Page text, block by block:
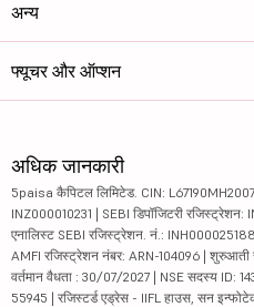
अन्य
फ्यूचर और ऑप्शन
अधिक जानकारी
5paisa कैपिटल लिमिटेड. CIN:
INZ000010231 | SEBI डिपॉजिटरी रजिस्ट्रेशन:
एनालिस्ट SEBI रजिस्ट्रेशन. नं.:
AMFI रजिस्ट्रेशन नंबर: ARN-104096 |
वर्तमान वैधता : 30/07/2027 | NSE सदस्य ID:
55945 | रजिस्टर्ड एड्रेस - IIFL हाउस, सन